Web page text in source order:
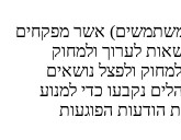
אשר מפקחים
לערוך ולמחוק
ולפצל נושאים
נקבעו כדי למנוע
הפוגעות